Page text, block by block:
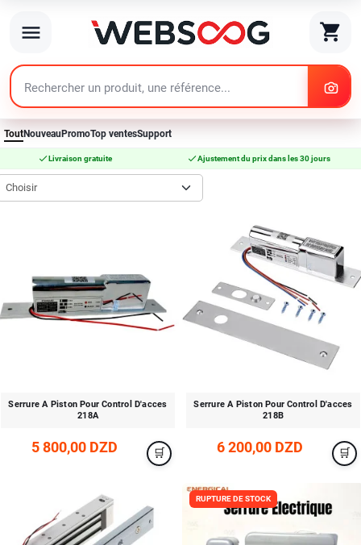
menu shopping_cart
search
ToutNouveau PromoTop ventesSupport
checkLivraison gratuite checkAjustement du prix dans les 30 jours
Choisir
Serrure A Piston Pour Control D'acces
218A
5 800,00 DZD
Serrure A Piston Pour Control D'acces
218B
6 200,00 DZD
RUPTURE DE STOCK